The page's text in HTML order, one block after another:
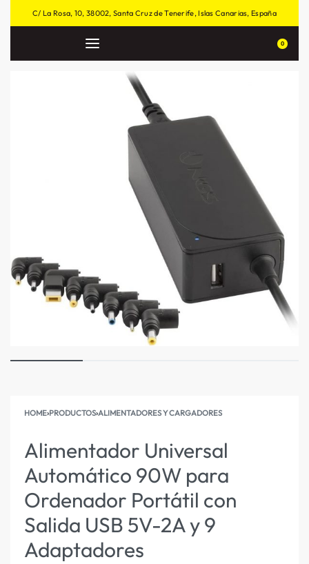
C/ La Rosa, 10, 38002, Santa Cruz de Tenerife, Islas Canarias, España
0
HOME›PRODUCTOS›ALIMENTADORES Y CARGADORES
Alimentador Universal
Automático 90W para
Ordenador Portátil con
Salida USB 5V-2A y 9
Adaptadores